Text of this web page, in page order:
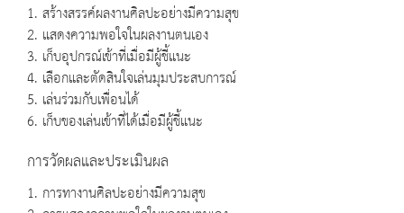
1. สร้างสรรค์ผลงานศิลปะอย่างมีความสุข
2. แสดงความพอใจในผลงานตนเอง
3. เก็บอุปกรณ์เข้าที่เมื่อมีผู้ชี้แนะ
4. เลือกและตัดสินใจเล่นมุมประสบการณ์
5. เล่นร่วมกับเพื่อนได้
6. เก็บของเล่นเข้าที่ได้เมื่อมีผู้ชี้แนะ
การวัดผลและประเมินผล
1. การทางานศิลปะอย่างมีความสุข